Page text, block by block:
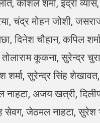
कौशल शर्मा, इंद्रा
चंद्र मोहन जोशी,
दिनेश चौहान, कपिल
कूकना, सुरेन्द्र
शर्मा, सुरेन्द्र सिंह
अजय खत्री,
जेठमल नाहटा, सुरेश